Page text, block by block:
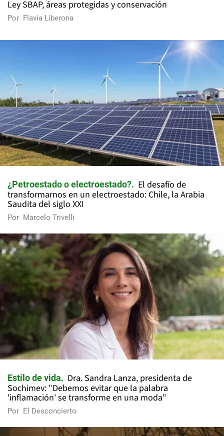
Ley SBAP, áreas protegidas y conservación
Por Flavia Liberona
¿Petroestado o electroestado?
El desafío de
transformarnos en un electroestado: Chile, la Arabia
Saudita del siglo XXI
Por Marcelo Trivelli
Estilo de vida
Dra. Sandra Lanza, presidenta de
Sochimev: "Debemos evitar que la palabra
'inflamación' se transforme en una moda"
Por El Desconcierto